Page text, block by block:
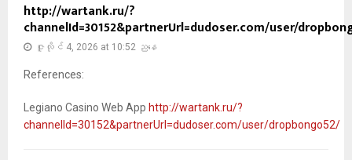
http://wartank.ru/?
channelId=30152&partnerUrl=dudoser.com/user/
ဇူလိုင် 4, 2026 at 10:52 ညနေ
References:
Legiano Casino Web App http://wartank.ru/?
channelId=30152&partnerUrl=dudoser.com/user/dropbongo52/